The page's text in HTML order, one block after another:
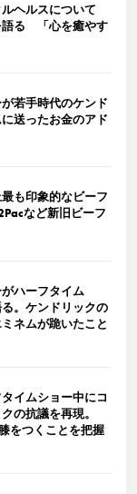
ヘルスについて
語る 「心を癒やす
若手時代のケンド
送ったお金のアド
も印象的なビーフ
など新旧ビーフ
ハーフタイム
。ケンドリックの
ネムが跪いたこと
イムショー中にコ
クの抗議を再現。
をつくことを把握